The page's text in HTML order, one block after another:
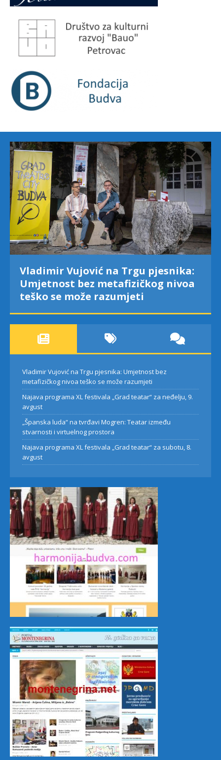
Vladimir Vujović na Trgu pjesnika:
Umjetnost bez metafizičkog nivoa
teško se može razumjeti
Vladimir Vujović na Trgu pjesnika: Umjetnost bez
metafizičkog nivoa teško se može razumjeti
Najava programa XL festivala „Grad teatar“ za neđelju, 9.
avgust
„Španska luda“ na tvrđavi Mogren: Teatar između
stvarnosti i virtuelnog prostora
Najava programa XL festivala „Grad teatar“ za subotu, 8.
avgust